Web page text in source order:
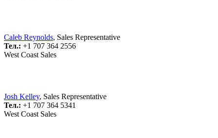
Caleb Reynolds, Sales Representative
Тел.: +1 707 364 2556
West Coast Sales
Josh Kelley, Sales Representative
Тел.: +1 707 364 5341
West Coast Sales